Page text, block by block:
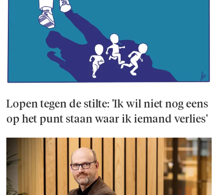
Lopen tegen de stilte: 'Ik wil niet nog eens
op het punt staan waar ik iemand verlies'